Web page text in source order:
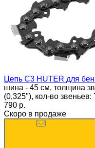
Цепь C3 HUTER для
шина - 45 см, толщина
(0,325"), кол-во звеньев:
790 p.
Скоро в продаже